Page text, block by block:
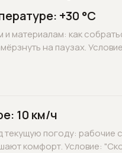
+30 °C
и материалам: как
на паузах.
10 км/ч
погоду: рабочие
комфорт. Условие: